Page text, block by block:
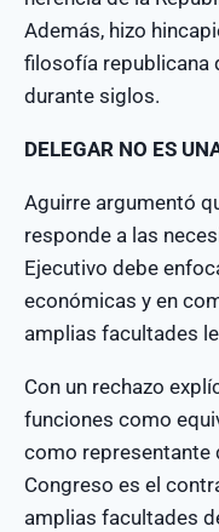
Además, hizo
filosofía republicana
durante siglos.
DELEGAR NO ES
Aguirre argumentó
responde a las
Ejecutivo debe
económicas y en
amplias facultades
Con un rechazo
funciones como
como representante
Congreso es el
amplias facultades